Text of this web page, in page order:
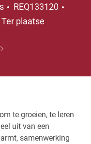
REQ133120
Ter plaatse
te groeien, te leren
uit van een
samenwerking